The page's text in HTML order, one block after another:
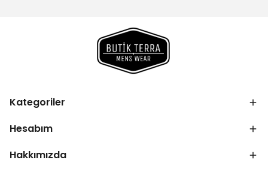
Kategoriler
Hesabım
Hakkımızda